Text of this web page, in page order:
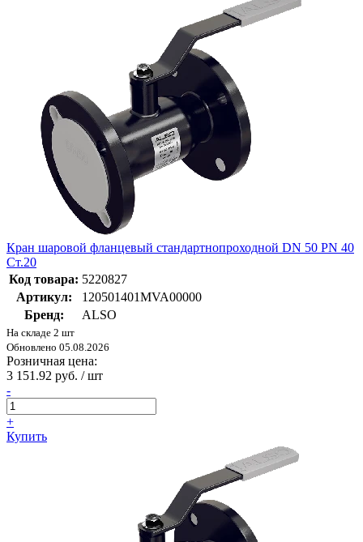
Кран шаровой фланцевый стандартнопроходной DN 50 PN 40
Ст.20
Код товара: 5220827
Артикул:
120501401MVA00000
Бренд:
ALSO
На складе 2 шт
Обновлено 05.08.2026
Розничная цена:
3 151.92 руб. / шт
-
+
Купить